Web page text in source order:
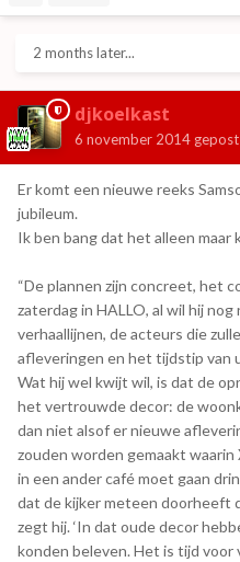
2 months later...
djkoelkast
6 november 2014 gepost
Er komt een nieuwe reeks
jubileum.
Ik ben bang dat het alleen maar
“De plannen zijn concreet, het
zaterdag in HALLO, al wil hij
verhaallijnen, de acteurs die
afleveringen en het tijdstip van
Wat hij wel kwijt wil, is dat de
het vertrouwde decor: de
dan niet alsof er nieuwe
zouden worden gemaakt
in een ander café moet gaan
dat de kijker meteen doorheeft
zegt hij. ‘In dat oude decor
konden beleven. Het is tijd voor